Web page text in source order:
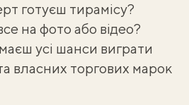
готуєш тирамісу?
на фото або відео?
усі шанси виграти
власних торгових марок